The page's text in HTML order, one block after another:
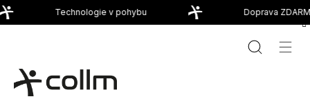
Přejít
na
Technologie v pohybu Doprava